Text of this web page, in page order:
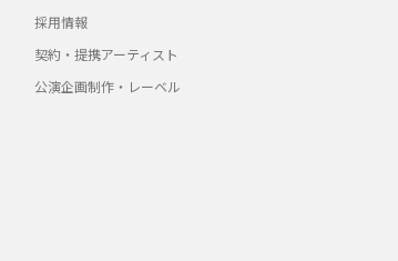
採用情報
契約・提携アーティスト
公演企画制作・レーベル